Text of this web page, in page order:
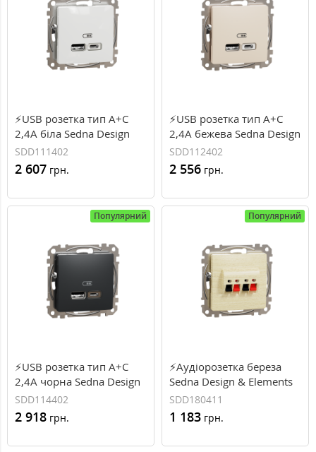
⚡USB розетка тип A+C
2,4A біла Sedna Design
Schneider Electric
(SDD111402)
SDD111402
2 607 грн.
⚡USB розетка тип A+C
2,4A бежева Sedna Design
Schneider Electric
(SDD112402)
SDD112402
2 556 грн.
Популярний
⚡USB розетка тип A+C
2,4A чорна Sedna Design
Schneider Electric
(SDD114402)
SDD114402
2 918 грн.
Популярний
⚡Аудіорозетка береза
Sedna Design & Elements
(SDD180411)
SDD180411
1 183 грн.